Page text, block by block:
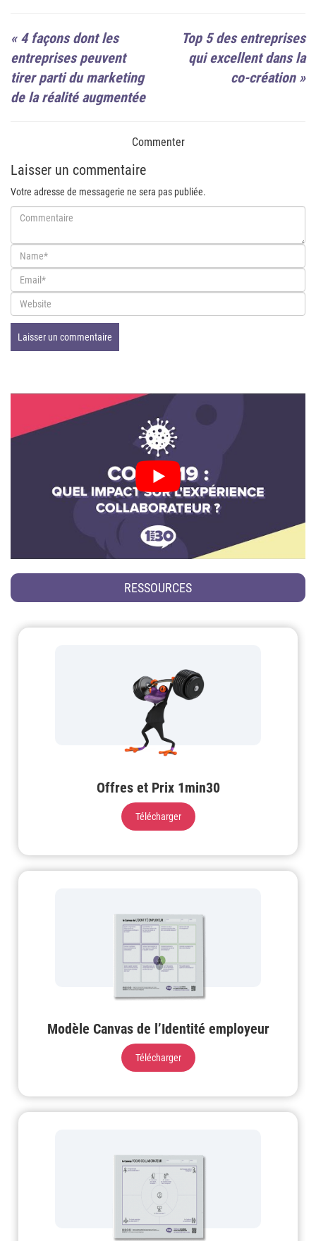
« 4 façons dont les
entreprises peuvent
tirer parti du marketing
de la réalité augmentée
Top 5 des entreprises
qui excellent dans la
co-création»
Commenter
Laisser un commentaire
Votre adresse de messagerie ne sera pas publiée.
RESSOURCES
Offres et Prix 1min30
Télécharger
Modèle Canvas de l’Identité employeur
Télécharger